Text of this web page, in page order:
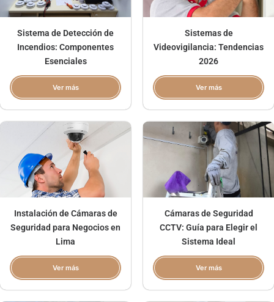
Sistema de Detección de
Incendios: Componentes
Esenciales
Ver más
Sistemas de
Videovigilancia: Tendencias
2026
Ver más
Instalación de Cámaras de
Seguridad para Negocios en
Lima
Ver más
Cámaras de Seguridad
CCTV: Guía para Elegir el
Sistema Ideal
Ver más